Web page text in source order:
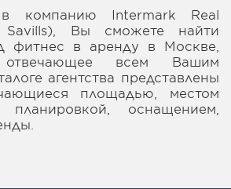
компанию Intermark Real
Savills), Вы сможете найти
фитнес в аренду в Москве,
отвечающее всем Вашим
агентства представлены
площадью, местом
планировкой, оснащением,